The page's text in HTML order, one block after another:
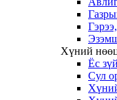
Хүний
Ёс
Сул